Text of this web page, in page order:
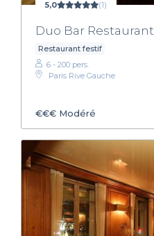
5,0 (1)
Duo Bar Restaurant
Restaurant festif
6 - 200 pers.
Paris Rive Gauche
€€€ Modéré